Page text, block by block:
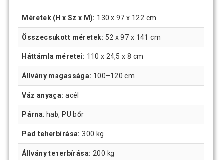
Méretek (H x Sz x M): 130 x 97 x 122 cm
Összecsukott méretek: 52 x 97 x 141 cm
Háttámla méretei: 110 x 24,5 x 8 cm
Állvány magassága: 100–120 cm
Váz anyaga: acél
Párna: hab, PU bőr
Pad teherbírása: 300 kg
Állvány teherbírása: 200 kg